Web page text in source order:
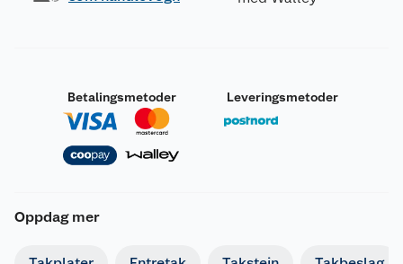
Betalingsmetoder Leveringsmetoder
Oppdag mer